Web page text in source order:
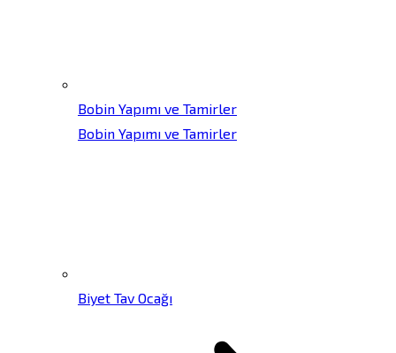
Bobin Yapımı ve Tamirler
Bobin Yapımı ve Tamirler
Biyet Tav Ocağı